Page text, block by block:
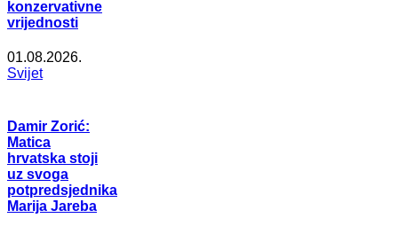
konzervativne
vrijednosti
01.08.2026.
Svijet
Damir Zorić:
Matica
hrvatska stoji
uz svoga
potpredsjednika
Marija Jareba